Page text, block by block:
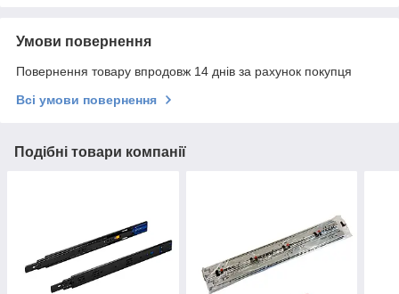
Умови повернення
Повернення товару впродовж 14 днів за рахунок покупця
Всі умови повернення
Подібні товари компанії